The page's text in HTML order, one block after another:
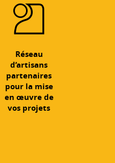
Réseau
d’artisans
partenaires
pour la mise
en œuvre de
vos projets